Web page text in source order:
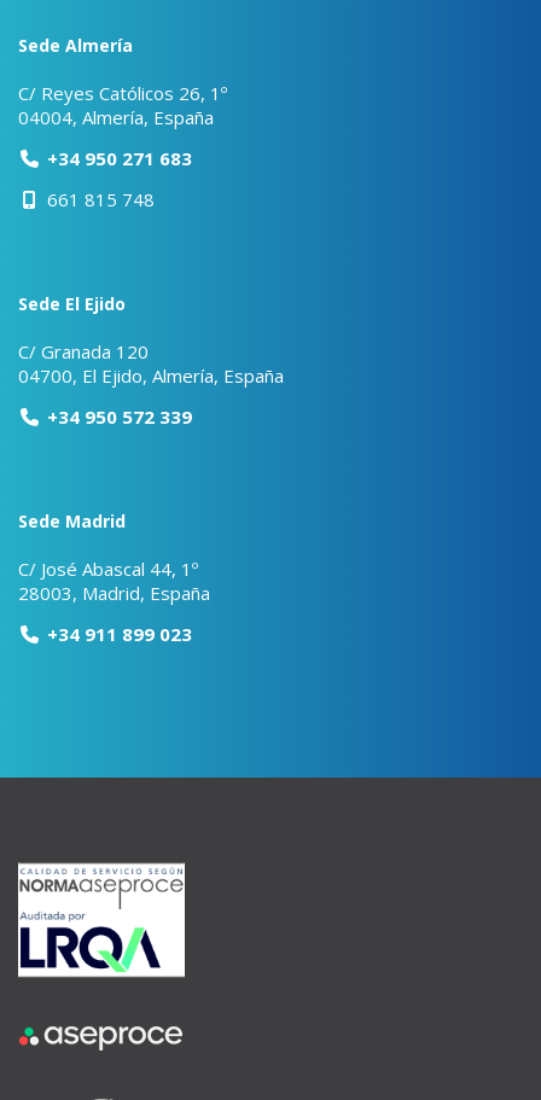
Sede Almería
C/ Reyes Católicos 26, 1º
04004, Almería, España
+34 950 271 683
661 815 748
Sede El Ejido
C/ Granada 120
04700, El Ejido, Almería, España
+34 950 572 339
Sede Madrid
C/ José Abascal 44, 1º
28003, Madrid, España
+34 911 899 023